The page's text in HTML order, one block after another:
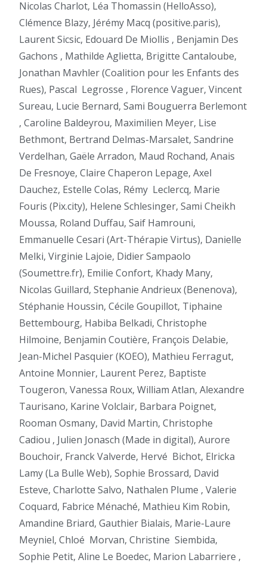
Nicolas Charlot, Léa Thomassin (HelloAsso),
Clémence Blazy, Jérémy Macq (positive.paris),
Laurent Sicsic, Edouard De Miollis , Benjamin Des
Gachons , Mathilde Aglietta, Brigitte Cantaloube,
Jonathan Mavhler (Coalition pour les Enfants des
Rues), Pascal Legrosse , Florence Vaguer, Vincent
Sureau, Lucie Bernard, Sami Bouguerra Berlemont
, Caroline Baldeyrou, Maximilien Meyer, Lise
Bethmont, Bertrand Delmas-Marsalet, Sandrine
Verdelhan, Gaële Arradon, Maud Rochand, Anais
De Fresnoye, Claire Chaperon Lepage, Axel
Dauchez, Estelle Colas, Rémy Leclercq, Marie
Fouris (Pix.city), Helene Schlesinger, Sami Cheikh
Moussa, Roland Duffau, Saif Hamrouni,
Emmanuelle Cesari (Art-Thérapie Virtus), Danielle
Melki, Virginie Lajoie, Didier Sampaolo
(Soumettre.fr), Emilie Confort, Khady Many,
Nicolas Guillard, Stephanie Andrieux (Benenova),
Stéphanie Houssin, Cécile Goupillot, Tiphaine
Bettembourg, Habiba Belkadi, Christophe
Hilmoine, Benjamin Coutière, François Delabie,
Jean-Michel Pasquier (KOEO), Mathieu Ferragut,
Antoine Monnier, Laurent Perez, Baptiste
Tougeron, Vanessa Roux, William Atlan, Alexandre
Taurisano, Karine Volclair, Barbara Poignet,
Rooman Osmany, David Martin, Christophe
Cadiou , Julien Jonasch (Made in digital), Aurore
Bouchoir, Franck Valverde, Hervé Bichot, Elricka
Lamy (La Bulle Web), Sophie Brossard, David
Esteve, Charlotte Salvo, Nathalen Plume , Valerie
Coquard, Fabrice Ménaché, Mathieu Kim Robin,
Amandine Briard, Gauthier Bialais, Marie-Laure
Meyniel, Chloé Morvan, Christine Siembida,
Sophie Petit, Aline Le Boedec, Marion Labarriere ,